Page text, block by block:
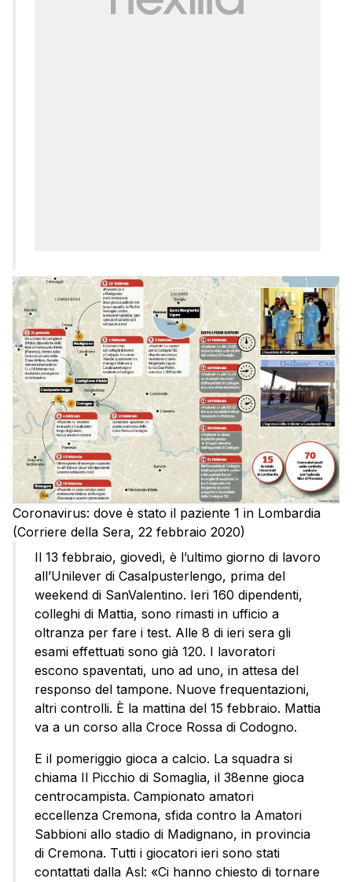
Coronavirus: dove è stato il paziente 1 in Lombardia
(Corriere della Sera, 22 febbraio 2020)
Il 13 febbraio, giovedì, è l’ultimo giorno di lavoro
all’Unilever di Casalpusterlengo, prima del
weekend di SanValentino. Ieri 160 dipendenti,
colleghi di Mattia, sono rimasti in ufficio a
oltranza per fare i test. Alle 8 di ieri sera gli
esami effettuati sono già 120. I lavoratori
escono spaventati, uno ad uno, in attesa del
responso del tampone. Nuove frequentazioni,
altri controlli. È la mattina del 15 febbraio. Mattia
va a un corso alla Croce Rossa di Codogno.
E il pomeriggio gioca a calcio. La squadra si
chiama Il Picchio di Somaglia, il 38enne gioca
centrocampista. Campionato amatori
eccellenza Cremona, sfida contro la Amatori
Sabbioni allo stadio di Madignano, in provincia
di Cremona. Tutti i giocatori ieri sono stati
contattati dalla Asl: «Ci hanno chiesto di tornare